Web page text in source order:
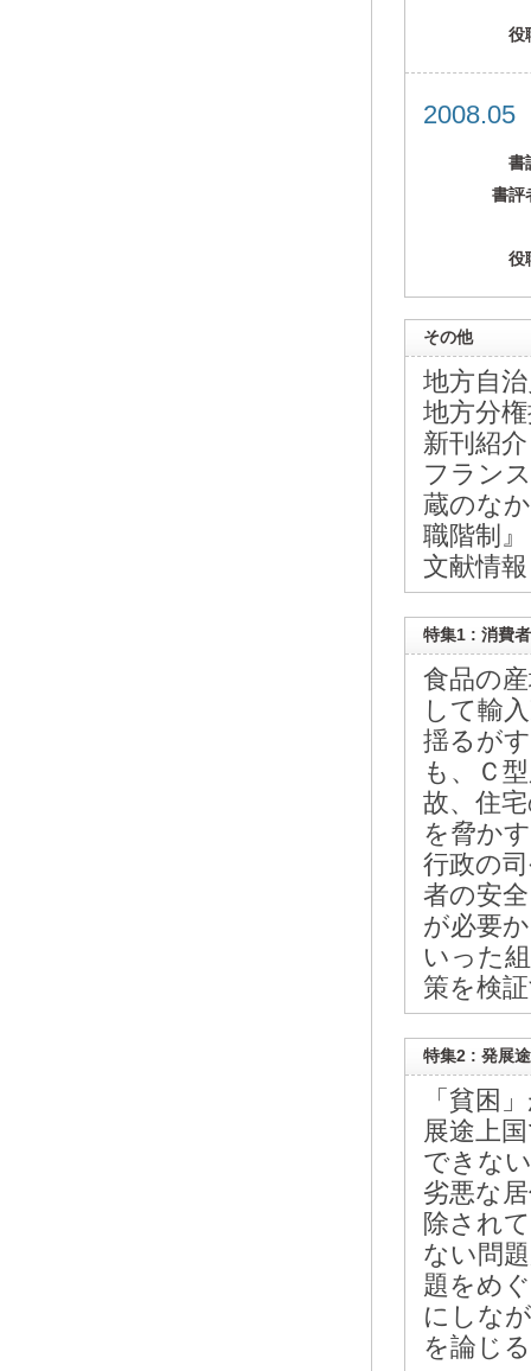
役
書
書評
役
その他
地方自
地方分
新刊紹
フラン
蔵のな
職階制
文献情
特集1 : 消費
食品の
して輸
揺るが
も、Ｃ
故、住
を脅か
行政の
者の安
が必要
いった
策を検
特集2 : 発展
「貧困
展途上
できな
劣悪な
除され
ない問
題をめ
にしな
を論じ